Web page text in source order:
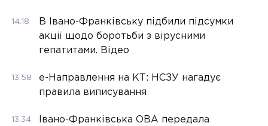
14:18
В Івано-Франківську підбили підсумки
акції щодо боротьби з вірусними
гепатитами. Відео
13:58
е-Направлення на КТ: НСЗУ нагадує
правила виписування
13:34
Івано-Франківська ОВА передала